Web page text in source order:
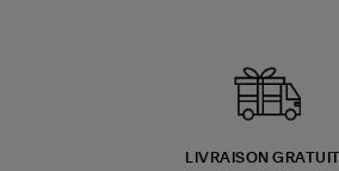
LIVRAISON